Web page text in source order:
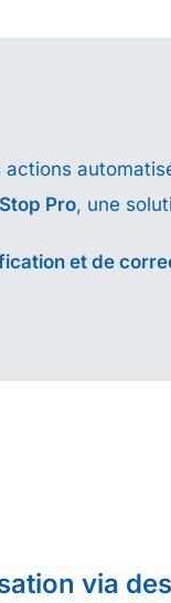
Pro, une
et de
via des